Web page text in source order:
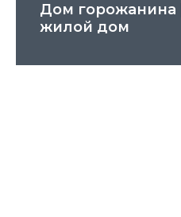
Дом горожанина
жилой дом